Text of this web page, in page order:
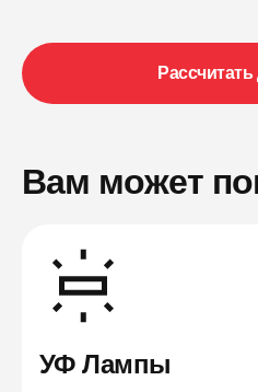
Вам может
УФ Лампы